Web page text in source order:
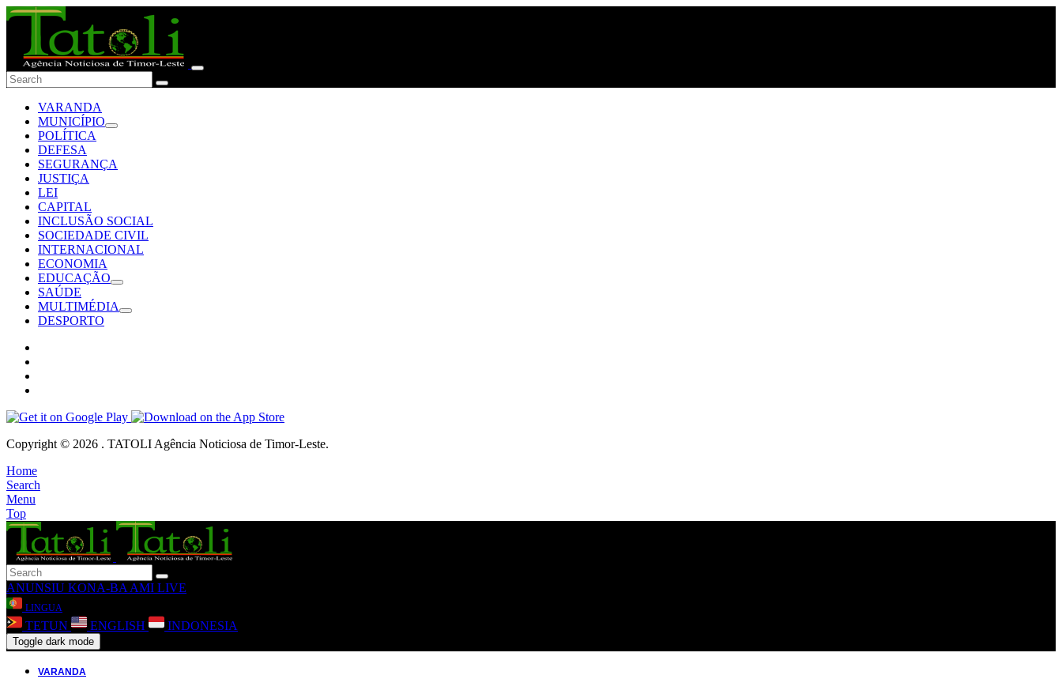
VARANDA
MUNICÍPIO
POLÍTICA
DEFESA
SEGURANÇA
JUSTIÇA
LEI
CAPITAL
INCLUSÃO SOCIAL
SOCIEDADE CIVIL
INTERNACIONAL
ECONOMIA
EDUCAÇÃO
SAÚDE
MULTIMÉDIA
DESPORTO
Copyright © 2026 . TATOLI Agência Noticiosa de Timor-Leste.
Home
Search
Menu
Top
ANUNSIU KONA-BA AMI LIVE
LINGUA
TETUN ENGLISH INDONESIA
Toggle dark mode
VARANDA